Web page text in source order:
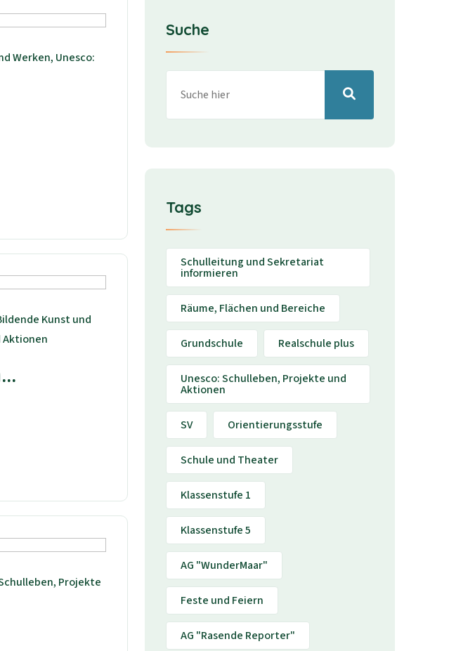
Werken, Unesco:
Kunst und
Aktionen
Projekte
Suche
Tags
Schulleitung und Sekretariat
informieren
Räume, Flächen und Bereiche
Grundschule Realschule plus
Unesco: Schulleben, Projekte und
Aktionen
SV Orientierungsstufe
Schule und Theater
Klassenstufe 1
Klassenstufe 5
AG "WunderMaar"
Feste und Feiern
AG "Rasende Reporter"